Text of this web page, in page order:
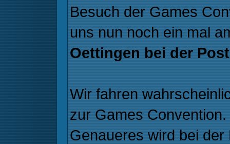
Besuch der Games
uns nun noch ein mal
Oettingen bei der
Wir fahren
zur Games
Genaueres wird bei